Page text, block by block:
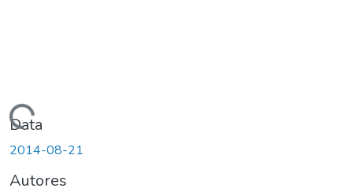
Carregando...
Data
2014-08-21
Autores